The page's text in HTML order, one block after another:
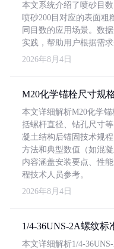
本文系统介绍了喷砂目
喷砂200目对应的表面粗
同目数的应用场景。数
实践，帮助用户根据需
2026年8月4日
M20化学锚栓尺寸规
本文详细解析M20化学
括螺杆直径、钻孔尺寸
凝土结构后锚固技术规
方法和典型数值（如混凝
内容涵盖安装要点、性
程技术人员参考。
2026年8月4日
1/4-36UNS-2A螺纹标
本文详细解析1/4-